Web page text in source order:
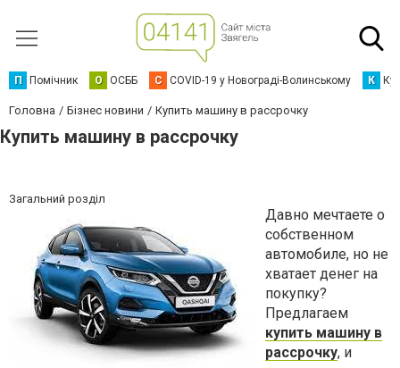
П Помічник О ОСББ C COVID-19 у Новограді-Волинському К
Головна Бізнес новини Купить машину в рассрочку
Купить машину в рассрочку
Загальний розділ
Давно мечтаете о
собственном
автомобиле, но не
хватает денег на
покупку?
Предлагаем
купить машину в
рассрочку, и